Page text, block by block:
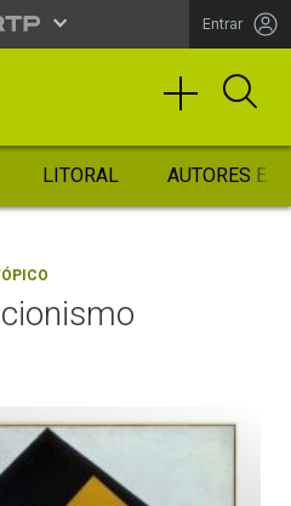
Entrar
LITORAL AUTORES